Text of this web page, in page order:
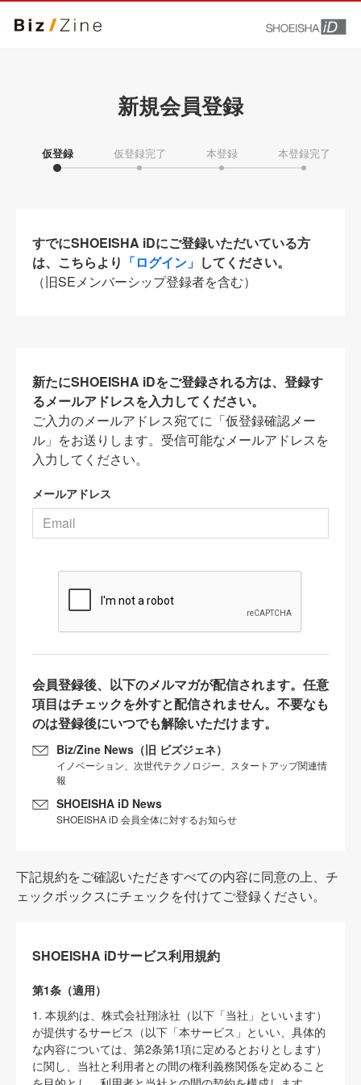
新規会員登録
仮登録 仮登録完了 本登録 本登録完了
すでにSHOEISHA iDにご登録いただいている方
は、こちらより 「ログイン」 してください。
（旧SEメンバーシップ登録者を含む）
新たにSHOEISHA iDをご登録される方は、登録す
るメールアドレスを入力してください。
ご入力のメールアドレス宛てに「仮登録確認メー
ル」をお送りします。受信可能なメールアドレスを
入力してください。
メールアドレス
会員登録後、以下のメルマガが配信されます。任意
項目はチェックを外すと配信されません。不要なも
のは登録後にいつでも解除いただけます。
Biz/Zine News（旧 ビズジェネ）
イノベーション、次世代テクノロジー、スタートアップ関連情
報
SHOEISHA iD News
SHOEISHA iD 会員全体に対するお知らせ
下記規約をご確認いただきすべての内容に同意の上、チ
ェックボックスにチェックを付けてご登録ください。
SHOEISHA iDサービス利用規約
第1条（適用）
1. 本規約は、株式会社翔泳社（以下「当社」といいます）
が提供するサービス（以下「本サービス」といい、具体的
な内容については、第2条第1項に定めるとおりとします）
に関し、当社と利用者との間の権利義務関係を定めること